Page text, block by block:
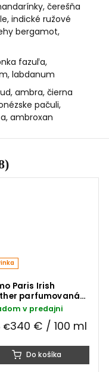
čerešňa
indické ružové
bergamot,
fazuľa,
labdanum
ambra, čierna
pačuli,
ambroxan
Paris Irish
parfumovaná
75 mlv predajni
€340 € / 100 ml
Do košíka